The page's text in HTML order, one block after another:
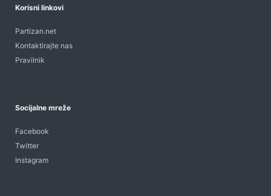
Korisni linkovi
Partizan.net
Kontaktirajte nas
Pravilnik
Socijalne mreže
Facebook
Twitter
Instagram